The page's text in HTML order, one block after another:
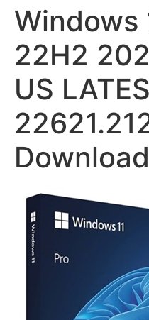
Windows
22H2
US